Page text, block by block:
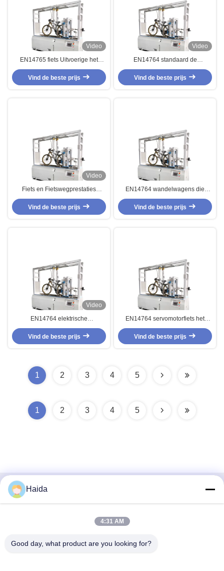
Video
EN14765 fiets Uitvoerige het
Testen Materiaal en
Wandelwagens die Machine
testen
Vind de beste prijs
Video
EN14764 standaard de
Prestatietestmateriaal en
Wandelwagens die van de Fiets
Dynamische Weg Machine testen
Vind de beste prijs
Video
Fiets en Fietswegprestaties
Twster/Remmende het Testen
Machine/Wandelwagens die
Machine testen
Vind de beste prijs
EN14764 wandelwagens die
Machine Duurzaam voor het
Testen van Fiets Dynamische Weg
testen
Vind de beste prijs
Video
EN14764 elektrische
Wandelwagens die Machine voor
het Dynamische Wegfiets
Lopende Testen testen
Vind de beste prijs
EN14764 servomotorfiets het
Testen Machine/het
Standaardmateriaal van de Fiets
Remmende Test
Vind de beste prijs
1 2 3 4 5
1 2 3 4 5
Snel contact
Tianan, Nancheng-District, Dongguan-Stad, de Provincie
Haida
4:31 AM
Good day, what product are you looking for?